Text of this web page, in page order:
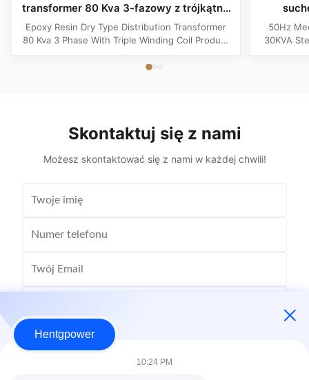
transformer 80 Kva 3-fazowy z trójkątną
cewką
Epoxy Resin Dry Type Distribution Transformer
80 Kva 3 Phase With Triple Winding Coil Product
transformer, distribution transformer, Dry Type
50Hz
30KVA
Skontaktuj się z nami
Możesz skontaktować się z nami w każdej chwili!
Hentgpower
10:24 PM